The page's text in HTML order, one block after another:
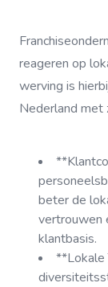
reageren op
werving is
Nederland met
beter de
vertrouwen
klantbasis.
**Lokale